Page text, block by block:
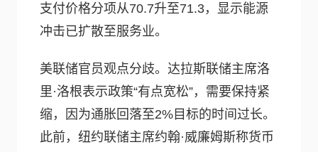
支付价格分项从70.7升至71.3，显示能源
冲击已扩散至服务业。
美联储官员观点分歧。达拉斯联储主席洛
里·洛根表示政策“有点宽松”，需要保持紧
缩，因为通胀回落至2%目标的时间过长。
此前，纽约联储主席约翰·威廉姆斯称货币